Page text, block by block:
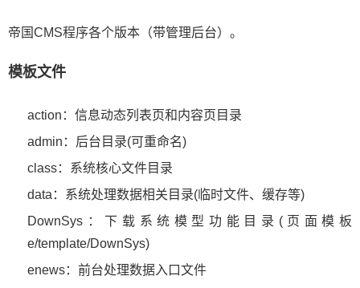
帝国CMS程序各个版本（带管理后台）。
模板文件
action：信息动态列表页和内容页目录
admin：后台目录(可重命名)
class：系统核心文件目录
data：系统处理数据相关目录(临时文件、缓存等)
DownSys：下载系统模型功能目录(页面模板
e/template/DownSys)
enews：前台处理数据入口文件